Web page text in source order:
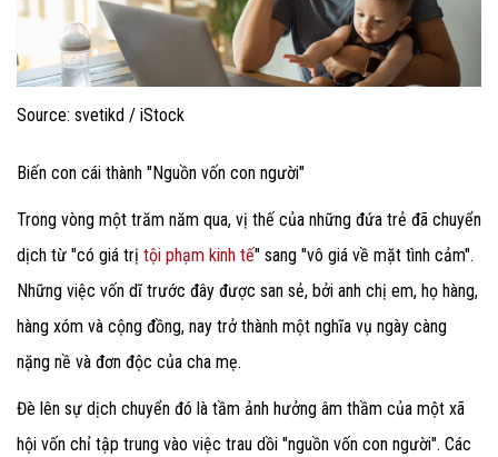
Source: svetikd / iStock
Biến con cái thành "Nguồn vốn con người"
Trong vòng một trăm năm qua, vị thế của những đứa trẻ đã chuyển
dịch từ "có giá trị tội phạm kinh tế" sang "vô giá về mặt tình cảm".
Những việc vốn dĩ trước đây được san sẻ, bởi anh chị em, họ hàng,
hàng xóm và cộng đồng, nay trở thành một nghĩa vụ ngày càng
nặng nề và đơn độc của cha mẹ.
Đè lên sự dịch chuyển đó là tầm ảnh hưởng âm thầm của một xã
hội vốn chỉ tập trung vào việc trau dồi "nguồn vốn con người". Các